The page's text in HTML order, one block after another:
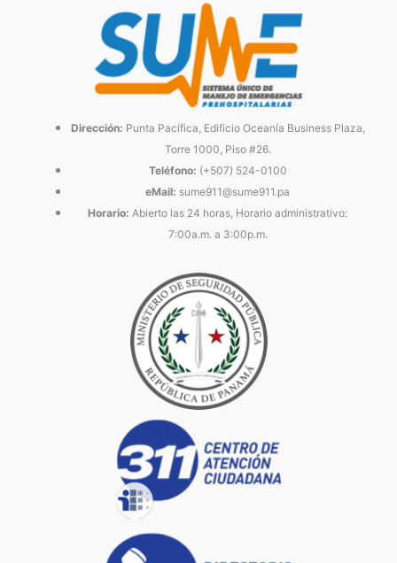
Dirección: Punta Pacífica, Edificio Oceanía Business Plaza,
Torre 1000, Piso #26.
Teléfono: (+507) 524-0100
eMail: sume911@sume911.pa
Horario: Abierto las 24 horas, Horario administrativo:
7:00a.m. a 3:00p.m.